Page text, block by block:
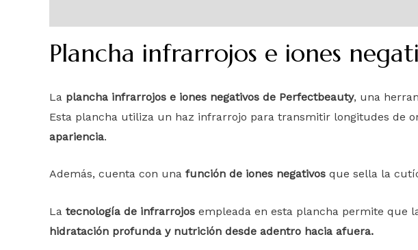
Plancha infrarrojos e iones
La plancha infrarrojos e iones negativos de Perfectbeauty, una
Esta plancha utiliza un haz infrarrojo para transmitir longitudes de
apariencia.
Además, cuenta con una función de iones negativos que sella la
La tecnología de infrarrojos empleada en esta plancha permite que
hidratación profunda y nutrición desde adentro hacia afuera.